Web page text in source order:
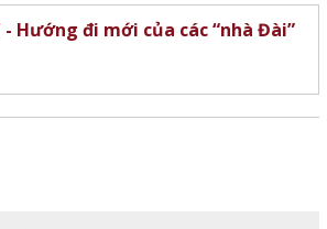
Hướng đi mới của các “nhà Đài”